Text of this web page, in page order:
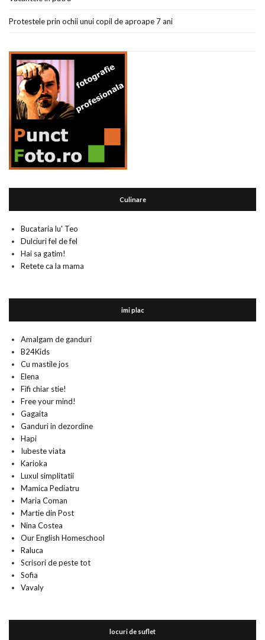
Protestele prin ochii unui copil de aproape 7 ani
Culinare
Bucataria lu' Teo
Dulciuri fel de fel
Hai sa gatim!
Retete ca la mama
imi plac
Amalgam de ganduri
B24Kids
Cu mastile jos
Elena
Fifi chiar stie!
Free your mind!
Gagaita
Ganduri in dezordine
Hapi
Iubeste viata
Karioka
Luxul simplitatii
Mamica Pediatru
Maria Coman
Martie din Post
Nina Costea
Our English Homeschool
Raluca
Scrisori de peste tot
Sofia
Vavaly
locuri de suflet